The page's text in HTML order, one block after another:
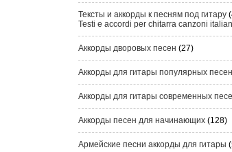
Тексты и аккорды к песням под гитару
Testi e accordi per chitarra canzoni
Аккорды дворовых песен (27)
Аккорды для гитары популярных песен
Аккорды для гитары современных
Аккорды песен для начинающих (128)
Армейские песни аккорды для гитары